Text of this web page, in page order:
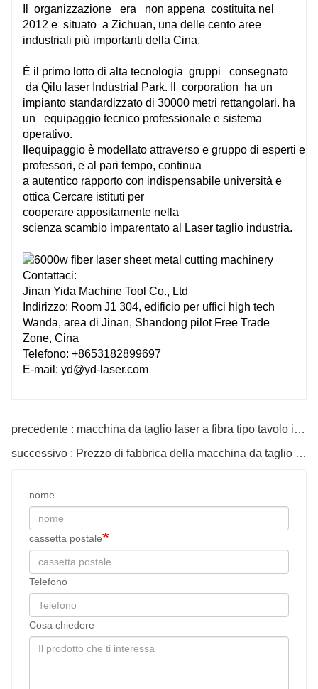
organizzazione era non appena costituita nel
2012 e situato a Zichuan, una delle cento aree
industriali più importanti della Cina.
È il primo lotto di alta tecnologia gruppi
consegnato
da Qilu laser Industrial Park. Il
corporation
ha un
impianto standardizzato di 30000 metri rettangolari. ha
un
equipaggio tecnico professionale e sistema
operativo.
equipaggio è modellato attraverso e gruppo di esperti e
professori, e al pari tempo, continua
a autentico rapporto con indispensabile università e
ottica Cercare istituti per
cooperare appositamente nella
scienza scambio imparentato al Laser taglio industria.
Contattaci:
Jinan Yida Machine Tool Co., Ltd
Indirizzo: Room J1 304, edificio per uffici high tech
Wanda, area di Jinan, Shandong pilot Free Trade
Zone, Cina
Telefono: +8653182899697
E-mail: yd@yd-laser.com
precedente : macchina da taglio laser a fibra tipo tavolo in acciaio cnc
successivo : Prezzo di fabbrica della macchina da taglio laser a fibra più economico da Shandong
nome
cassetta postale
Telefono
Cosa chiedere